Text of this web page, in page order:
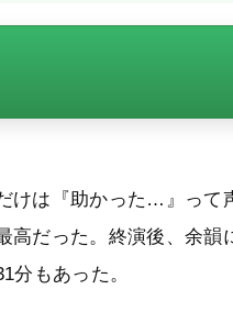
けは『助かった…』って
高だった。終演後、余
分もあった。